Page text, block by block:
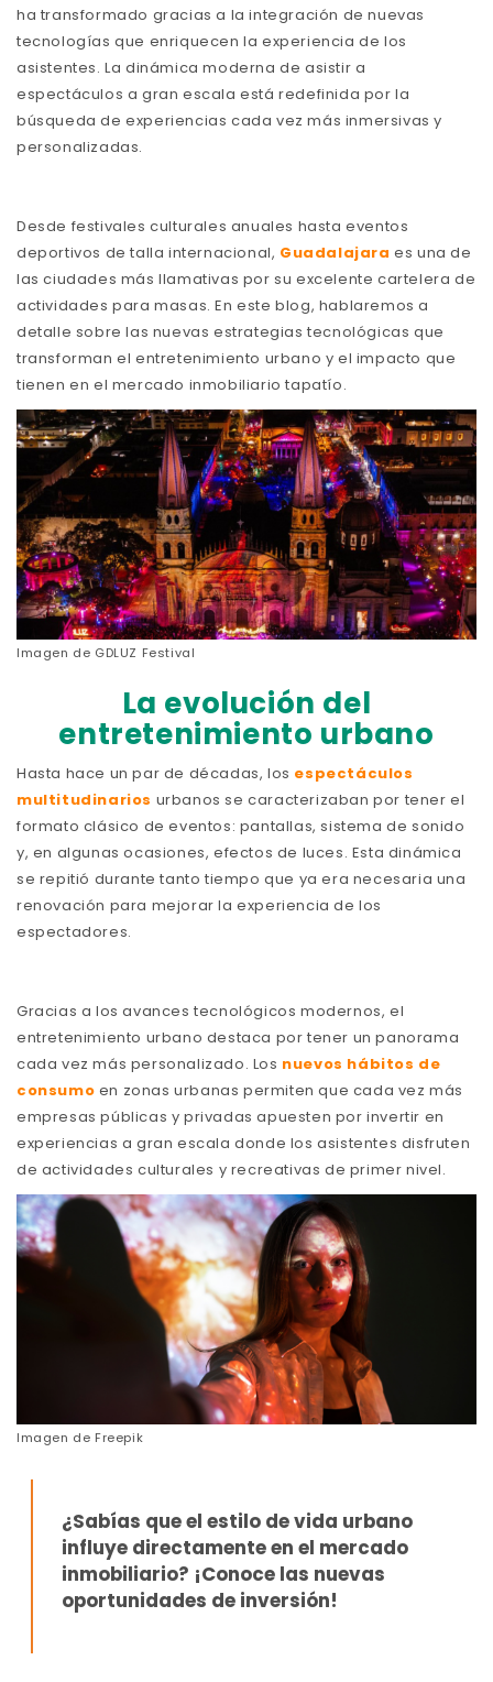
ha transformado gracias a la integración de nuevas
tecnologías que enriquecen la experiencia de los
asistentes. La dinámica moderna de asistir a
espectáculos a gran escala está redefinida por la
búsqueda de experiencias cada vez más inmersivas y
personalizadas.
Desde festivales culturales anuales hasta eventos
deportivos de talla internacional, Guadalajara es una de
las ciudades más llamativas por su excelente cartelera de
actividades para masas. En este blog, hablaremos a
detalle sobre las nuevas estrategias tecnológicas que
transforman el entretenimiento urbano y el impacto que
tienen en el mercado inmobiliario tapatío.
Imagen de GDLUZ Festival
La evolución del
entretenimiento urbano
Hasta hace un par de décadas, los espectáculos
multitudinarios urbanos se caracterizaban por tener el
formato clásico de eventos: pantallas, sistema de sonido
y, en algunas ocasiones, efectos de luces. Esta dinámica
se repitió durante tanto tiempo que ya era necesaria una
renovación para mejorar la experiencia de los
espectadores.
Gracias a los avances tecnológicos modernos, el
entretenimiento urbano destaca por tener un panorama
cada vez más personalizado. Los nuevos hábitos de
consumo en zonas urbanas permiten que cada vez más
empresas públicas y privadas apuesten por invertir en
experiencias a gran escala donde los asistentes disfruten
de actividades culturales y recreativas de primer nivel.
Imagen de Freepik
¿Sabías que el estilo de vida urbano
influye directamente en el mercado
inmobiliario? ¡Conoce las nuevas
oportunidades de inversión!